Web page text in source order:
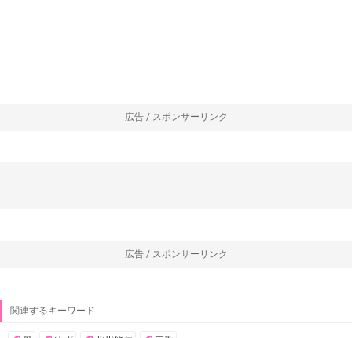
広告 / スポンサーリンク
広告 / スポンサーリンク
関連するキーワード